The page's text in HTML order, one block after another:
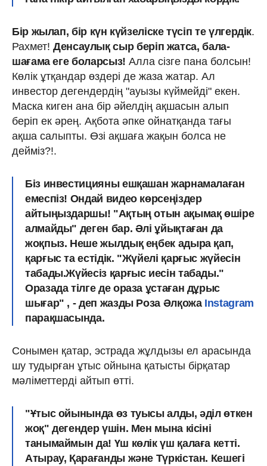
Бір жылап, бір күн күйзеліске түсіп те үлгердік.
Рахмет! Денсаулық сыр беріп жатса, бала-
шағама еге боларсыз! Алла сізге пана болсын!
Көлік ұтқандар өздері де жаза жатар. Ал
инвестор дегендердің "ауызы күймейді" екен.
Маска киген ана бір әйелдің ақшасын алып
беріп ек әрең. Ақбота әпке ойнатқанда тағы
ақша салыпты. Өзі ақшаға жақын болса не
дейміз?!.
Біз инвестицияны ешқашан жарнамалаған
емеспіз! Ондай видео көрсеңіздер
айтыңыздаршы! "Ақтың отын ақымақ өшіре
алмайды" деген бар. Әлі ұйықтаған да
жоқпыз. Неше жылдық еңбек адыра қап,
қарғыс та естідік. "Жүйелі қарғыс жүйесін
табады.Жүйесіз қарғыс иесін табады."
Оразада тілге де ораза ұстаған дұрыс
шығар" , - деп жазды Роза Әлқожа Instagram
парақшасында.
Сонымен қатар, эстрада жұлдызы ел арасында
шу тудырған ұтыс ойнына қатысты бірқатар
мәліметтерді айтып өтті.
"Ұтыс ойынында өз туысы алды, әділ өткен
жоқ" дегендер үшін. Мен мына кісіні
танымаймын да! Үш көлік үш қалаға кетті.
Атырау, Қарағанды және Түркістан. Кешегі